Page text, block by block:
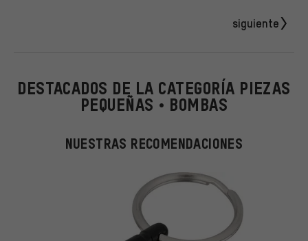
siguiente
DESTACADOS DE LA CATEGORÍA PIEZAS
PEQUEÑAS • BOMBAS
NUESTRAS RECOMENDACIONES